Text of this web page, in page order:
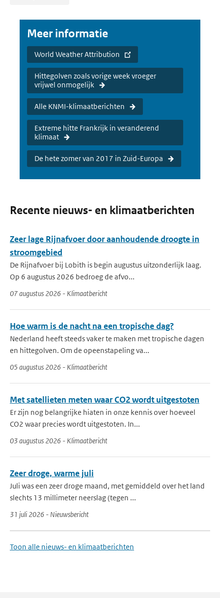
Meer informatie
World Weather Attribution
Hittegolven zoals vorige week vroeger
vrijwel onmogelijk
Alle KNMI-klimaatberichten
Extreme hitte Frankrijk in veranderend
klimaat
De hete zomer van 2017 in Zuid-Europa
Recente nieuws- en klimaatberichten
Zeer lage Rijnafvoer door aanhoudende droogte in
stroomgebied
De Rijnafvoer bij Lobith is begin augustus uitzonderlijk laag.
Op 6 augustus 2026 bedroeg de afvo...
07 augustus 2026 - Klimaatbericht
Hoe warm is de nacht na een tropische dag?
Nederland heeft steeds vaker te maken met tropische dagen
en hittegolven. Om de opeenstapeling va...
05 augustus 2026 - Klimaatbericht
Met satellieten meten waar CO2 wordt uitgestoten
Er zijn nog belangrijke hiaten in onze kennis over hoeveel
CO2 waar precies wordt uitgestoten. In...
03 augustus 2026 - Klimaatbericht
Zeer droge, warme juli
Juli was een zeer droge maand, met gemiddeld over het land
slechts 13 millimeter neerslag (tegen ...
31 juli 2026 - Nieuwsbericht
Toon alle nieuws- en klimaatberichten